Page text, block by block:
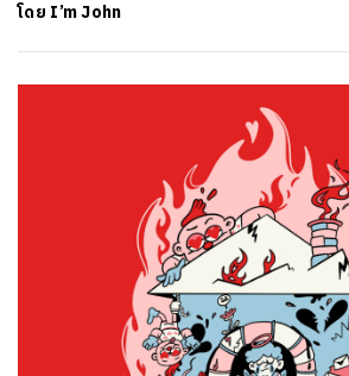
โดย I’m John